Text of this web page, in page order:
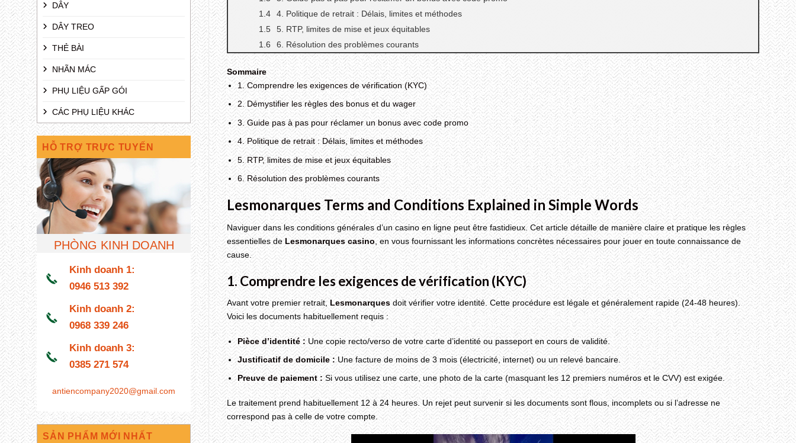
DÂY
DÂY TREO
THẺ BÀI
NHÃN MÁC
PHỤ LIỆU GẤP GÓI
CÁC PHỤ LIỆU KHÁC
HỖ TRỢ TRỰC TUYẾN
PHÒNG KINH DOANH
Kinh doanh 1:
0946 513 392
Kinh doanh 2:
0968 339 246
Kinh doanh 3:
0385 271 574
antiencompany2020@gmail.com
SẢN PHẨM MỚI NHẤT
4. Politique de retrait : Délais, limites et méthodes
5. RTP, limites de mise et jeux équitables
6. Résolution des problèmes courants
Sommaire
1. Comprendre les exigences de vérification (KYC)
2. Démystifier les règles des bonus et du wager
3. Guide pas à pas pour réclamer un bonus avec code promo
4. Politique de retrait : Délais, limites et méthodes
5. RTP, limites de mise et jeux équitables
6. Résolution des problèmes courants
Lesmonarques Terms and Conditions Explained in Simple Words
Naviguer dans les conditions générales d’un casino en ligne peut être fastidieux. Cet article détaille de manière claire et pratique les règles
essentielles deLesmonarques casino, en vous fournissant les informations concrètes nécessaires pour jouer en toute connaissance de
cause.
1. Comprendre les exigences de vérification (KYC)
Avant votre premier retrait, Lesmonarques doit vérifier votre identité. Cette procédure est légale et généralement rapide (24-48 heures).
Voici les documents habituellement requis :
Pièce d’identité :Une copie recto/verso de votre carte d’identité ou passeport en cours de validité.
Justificatif de domicile :Une facture de moins de 3 mois (électricité, internet) ou un relevé bancaire.
Preuve de paiement :Si vous utilisez une carte, une photo de la carte (masquant les 12 premiers numéros et le CVV) est exigée.
Le traitement prend habituellement 12 à 24 heures. Un rejet peut survenir si les documents sont flous, incomplets ou si l’adresse ne
correspond pas à celle de votre compte.